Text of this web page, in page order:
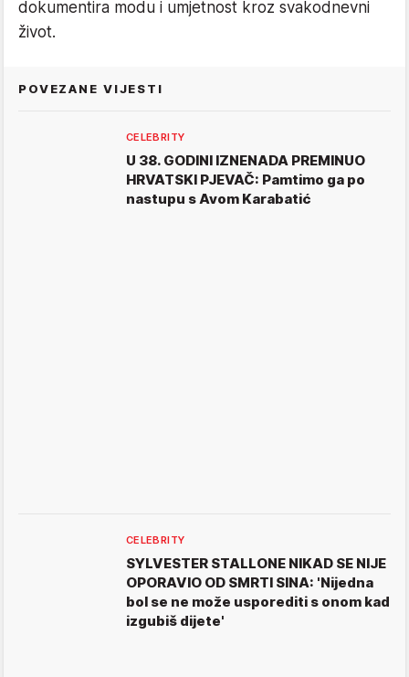
dokumentira modu i umjetnost kroz svakodnevni
život.
POVEZANE VIJESTI
CELEBRITY
U 38. GODINI IZNENADA PREMINUO
HRVATSKI PJEVAČ: Pamtimo ga po
nastupu s Avom Karabatić
CELEBRITY
SYLVESTER STALLONE NIKAD SE NIJE
OPORAVIO OD SMRTI SINA: 'Nijedna
bol se ne može usporediti s onom kad
izgubiš dijete'